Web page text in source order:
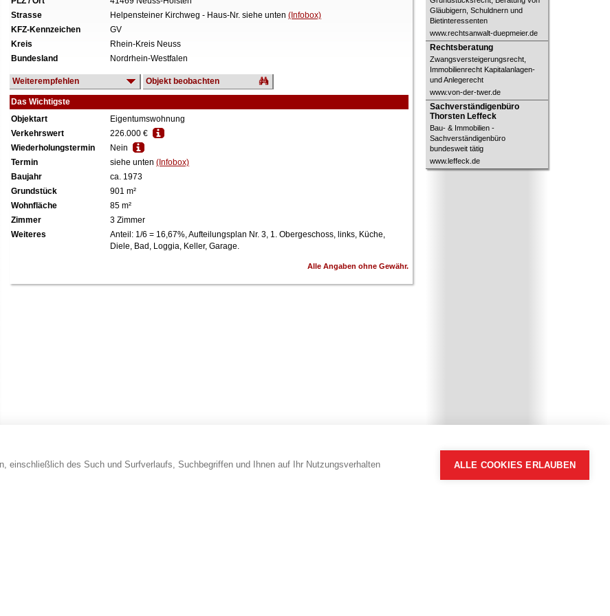
einschließlich des Such und Surfverlaufs, Suchbegriffen und Ihnen auf Ihr Nutzungsverhalten
ALLE COOKIES ERLAUBEN
Strasse
Helpensteiner Kirchweg - Haus-Nr. siehe unten(Infobox)
KFZ-Kennzeichen
GV
Kreis
Rhein-Kreis Neuss
Bundesland
Nordrhein-Westfalen
Weiterempfehlen Objekt beobachten
Das Wichtigste
Objektart
Eigentumswohnung
Verkehrswert
226.000 €
Wiederholungstermin
Nein
Termin
siehe unten(Infobox)
Baujahr
ca. 1973
Grundstück
901 m²
Wohnfläche
85 m²
Zimmer
3 Zimmer
Weiteres
Anteil: 1/6 = 16,67%, Aufteilungsplan Nr. 3, 1. Obergeschoss, links, Küche,
Diele, Bad, Loggia, Keller, Garage.
Alle Angaben ohne Gewähr.
Gläubigern, Schuldnern und
Bietinteressenten
www.rechtsanwalt-duepmeier.de
Rechtsberatung
Rechtsberatung
Zwangsversteigerungsrecht,
Immobilienrecht Kapitalanlagen-
und Anlegerecht
www.von-der-twer.de
Sachverständigenbüro
Thorsten Leffeck
Sachverständigenbüro
Thorsten Leffeck
Bau- & Immobilien -
Sachverständigenbüro
bundesweit tätig
www.leffeck.de